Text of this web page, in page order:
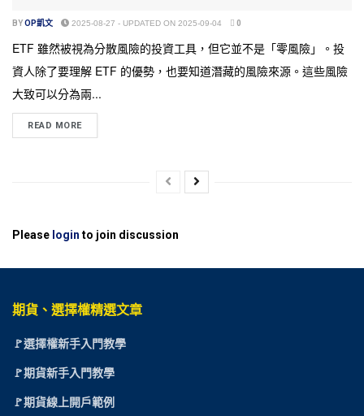
BYOP凱文 2025-08-27 - UPDATED ON 2025-09-04 0
ETF 雖然被視為分散風險的投資工具，但它並不是「零風險」。投
資人除了要理解 ETF 的優勢，也要知道潛藏的風險來源。這些風險
大致可以分為兩...
READ MORE
Please login to join discussion
期貨、選擇權精選文章
🚩選擇權新手入門教學
🚩期貨新手入門教學
🚩期貨線上開戶範例